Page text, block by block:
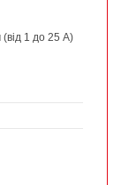
1 до 25 А)